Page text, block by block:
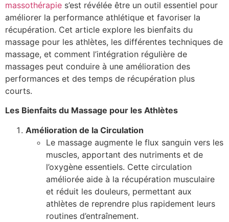
massothérapie s’est révélée être un outil essentiel pour
améliorer la performance athlétique et favoriser la
récupération. Cet article explore les bienfaits du
massage pour les athlètes, les différentes techniques de
massage, et comment l’intégration régulière de
massages peut conduire à une amélioration des
performances et des temps de récupération plus
courts.
Les Bienfaits du Massage pour les Athlètes
Amélioration de la Circulation
Le massage augmente le flux sanguin vers les
muscles, apportant des nutriments et de
l’oxygène essentiels. Cette circulation
améliorée aide à la récupération musculaire
et réduit les douleurs, permettant aux
athlètes de reprendre plus rapidement leurs
routines d’entraînement.